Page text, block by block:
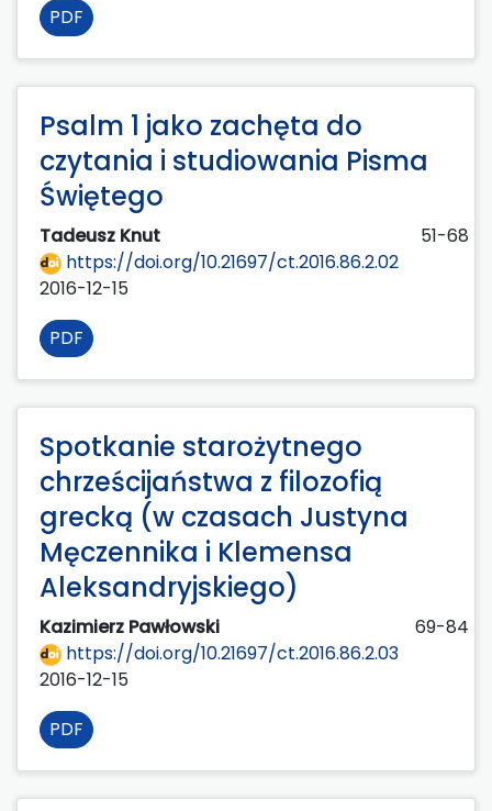
PDF
Psalm 1 jako zachęta do
czytania i studiowania Pisma
Świętego
Tadeusz Knut
51-68
https://doi.org/10.21697/ct.2016.86.2.02
2016-12-15
PDF
Spotkanie starożytnego
chrześcijaństwa z filozofią
grecką (w czasach Justyna
Męczennika i Klemensa
Aleksandryjskiego)
Kazimierz Pawłowski
69-84
https://doi.org/10.21697/ct.2016.86.2.03
2016-12-15
PDF